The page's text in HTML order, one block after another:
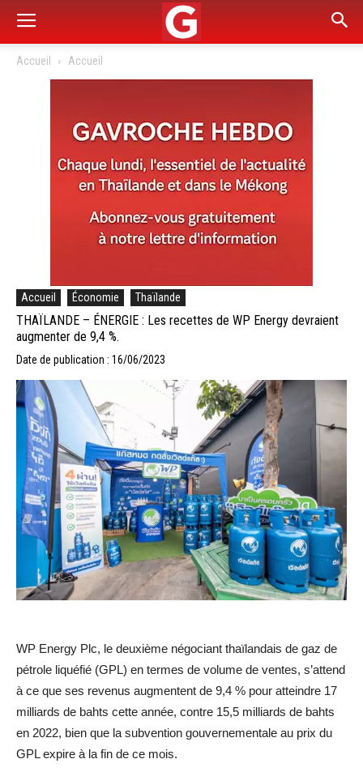
Accueil Accueil
Accueil Économie Thaïlande
THAÏLANDE – ÉNERGIE : Les recettes de WP Energy devraient
augmenter de 9,4 %.
Date de publication : 16/06/2023
WP Energy Plc, le deuxième négociant thaïlandais de gaz de
pétrole liquéfié (GPL) en termes de volume de ventes, s’attend
à ce que ses revenus augmentent de 9,4 % pour atteindre 17
milliards de bahts cette année, contre 15,5 milliards de bahts
en 2022, bien que la subvention gouvernementale au prix du
GPL expire à la fin de ce mois.